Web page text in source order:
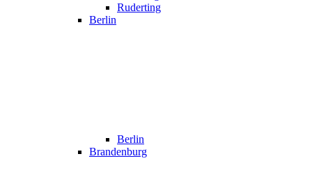
Ruderting
Berlin
Berlin
Brandenburg